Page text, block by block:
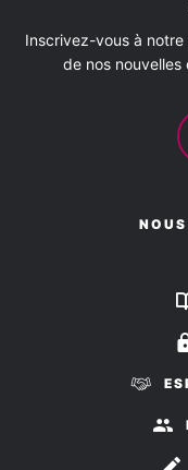
Inscrivez-vous à
de nos